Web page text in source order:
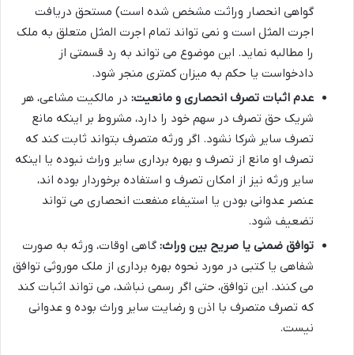
گواهی انحصار وراثت مشخص شده است) مستحق دریافت
اجرت المثل است و نمی تواند تمام اجرت المثل متعلق به ملک
را مطالبه نماید. این موضوع می تواند به رد قسمتی از
دادخواست یا حکم به میزان کمتری منجر شود.
عدم اثبات تصرف انحصاری و مانعیت: در مالکیت مشاعی، هر
شریک حق تصرف در سهم خود را دارد، مشروط بر اینکه مانع
تصرف سایر شرکا نشود. اگر ورثه متصرف بتواند ثابت کند که
تصرف او مانع از تصرف و بهره برداری سایر وراث نبوده یا اینکه
سایر ورثه نیز از امکان تصرف و استفاده برخوردار بوده اند،
عنصر عدوانی بودن یا استیفاء منفعت انحصاری می تواند
تضعیف شود.
توافق ضمنی یا صریح بین وراث: گاهی اوقات، ورثه به صورت
شفاهی یا کتبی در مورد نحوه بهره برداری از ملک موروثی توافق
می کنند. این توافق، حتی اگر رسمی نباشد، می تواند اثبات کند
که تصرف متصرف با اذن و رضایت سایر وراث بوده و عدوانی
نیست.